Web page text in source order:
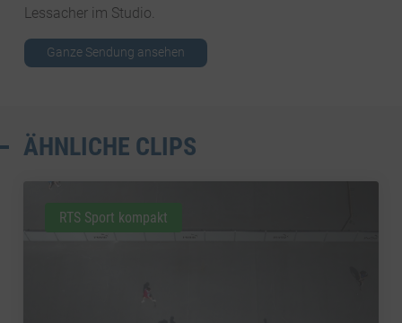
Lessacher im Studio.
Ganze Sendung ansehen
ÄHNLICHE CLIPS
RTS Sport kompakt